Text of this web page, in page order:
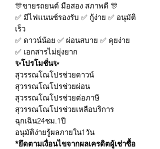
🎊ขายรถยนต์ มือสอง สภาพดี 🎊
✅ มีไฟแนนซ์รองรับ ✅ กู้ง่าย ✅ อนุมัติ
เร็ว
✅ ดาวน์น้อย ✅ ผ่อนสบาย ✅ คุยง่าย
✅ เอกสารไม่ยุ่งยาก
✨โปรโมชั่น✨
สุวรรณโณโปรช่วยดาวน์
สุวรรณโณโปรช่วยผ่อน
สุวรรณโณโปรช่วยต่อภาษี
สุวรรณโณโปรช่วยเหลือบริการ
ฉุกเฉิน24ชม.1ปี
อนุมัติง่ายรู้ผลภายใน1วัน
*ยึดตามเงื่อนไขจากผลเครดิตผู้เช่าซื้อ